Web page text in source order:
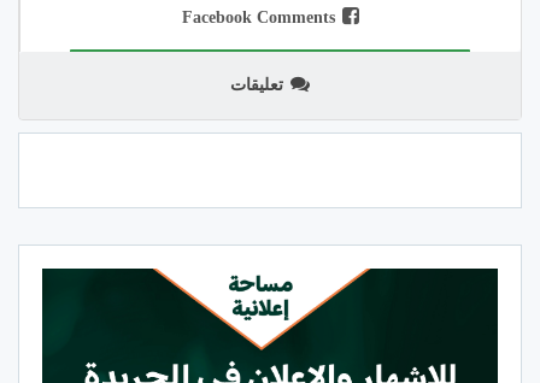
Facebook Comments
تعليقات